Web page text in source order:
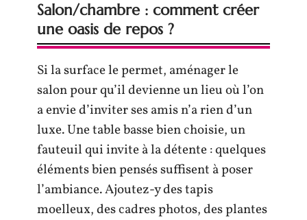
Salon/chambre : comment créer
une oasis de repos ?
Si la surface le permet, aménager le
salon pour qu’il devienne un lieu où l’on
a envie d’inviter ses amis n’a rien d’un
luxe. Une table basse bien choisie, un
fauteuil qui invite à la détente : quelques
éléments bien pensés suffisent à poser
l’ambiance. Ajoutez-y des tapis
moelleux, des cadres photos, des plantes